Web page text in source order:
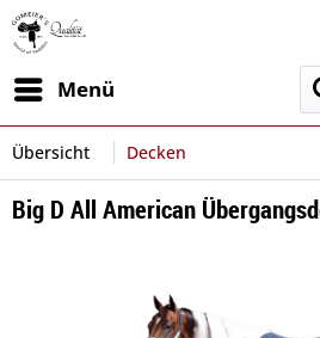
Menü
Übersicht Decken
Big D All American